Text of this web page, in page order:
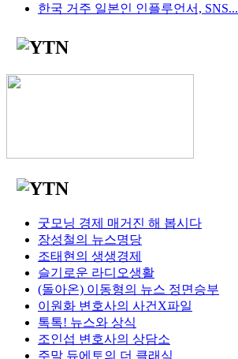
한국 거주 일본인 인플루언서, SNS...
굿모닝 경제 매거진 해 봅시다
장성철의 뉴스명당
조태현의 생생경제
슬기로운 라디오생활
(돌아온) 이동형의 뉴스 정면승부
이원화 변호사의 사건X파일
톡톡! 뉴스와 상식
조인섭 변호사의 상담소
주말 듀에토의 더 클래식